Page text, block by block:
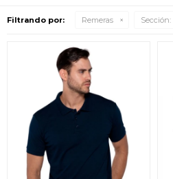
Filtrando por: Remeras Sección: